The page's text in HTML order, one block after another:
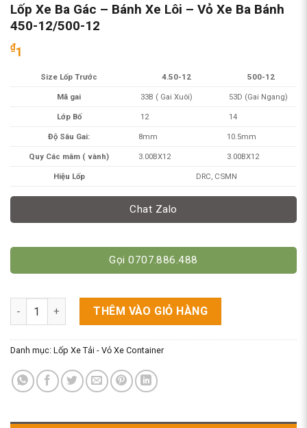
Lốp Xe Ba Gác – Bánh Xe Lôi – Vỏ Xe Ba Bánh
450-12/500-12
₫1
Size Lốp Trước 4.50-12 500-12
Mã gai 33B ( Gai Xuôi) 53D (Gai Ngang)
Lớp Bố 12 14
Độ Sâu Gai: 8mm 10.5mm
Quy Các mâm ( vành) 3.00BX12 3.00BX12
Hiệu Lốp DRC, CSMN
Chat Zalo
Gọi 0707.886.488
Lốp Xe Ba Gác – Bánh Xe Lôi – Vỏ Xe Ba Bánh 450-12/500-12
THÊM VÀO GIỎ HÀNG
Danh mục: Lốp Xe Tải - Vỏ Xe Container